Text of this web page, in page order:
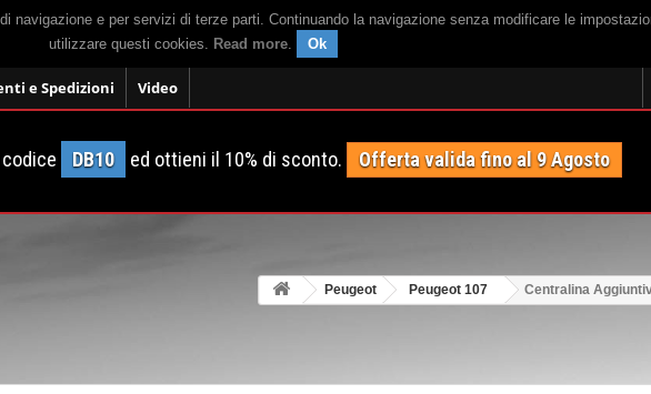
navigazione e per servizi di terze parti. Continuando la navigazione senza modificare le
utilizzare questi cookies. Read more. Ok
e Spedizioni Video
codice DB10 ed ottieni il 10% di sconto. Offerta valida fino al 9 Agosto
Peugeot Peugeot 107 Centralina